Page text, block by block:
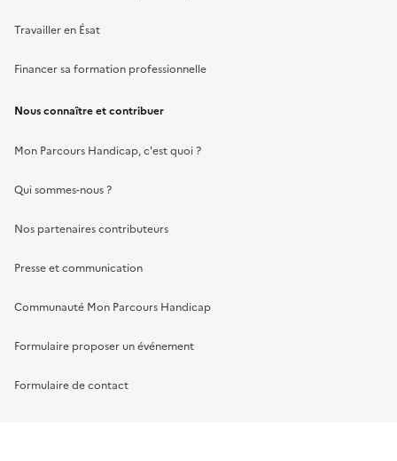
Travailler en Ésat
Financer sa formation professionnelle
Nous connaître et contribuer
Mon Parcours Handicap, c'est quoi ?
Qui sommes-nous ?
Nos partenaires contributeurs
Presse et communication
Communauté Mon Parcours Handicap
Formulaire proposer un événement
Formulaire de contact